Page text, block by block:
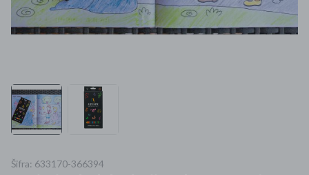
Igračke
DOM
Specijalne kategorije
Čišćenje zaliha
Kišobrani akcija
Šifra: 633170-366394